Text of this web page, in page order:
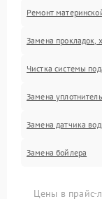
Ремонт
Замена прокладок,
Чистка системы
Замена
Замена датчика
Замена бойлера
Цены в прайс-